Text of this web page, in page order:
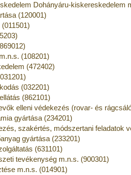
Dohányáru-kiskereskedelem
(120001)
(108201)
(472402)
(032201)
(862101)
elleni védekezés (rovar- és
gyártása (234201)
szakértés, módszertani feladatok
gyártása (233201)
(631101)
tevékenység m.n.s. (900301)
m.n.s. (014901)